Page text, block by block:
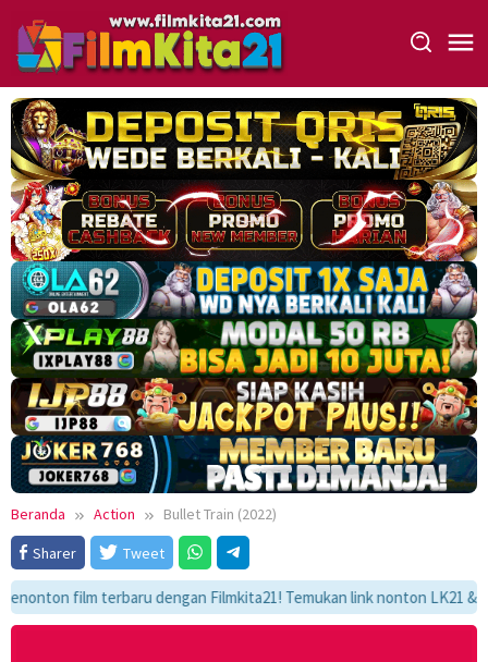
konten
Beranda Action
Bullet Train (2022)
Sharer
Tweet
film terbaru dengan Filmkita21! Temukan link nonton LK21 &